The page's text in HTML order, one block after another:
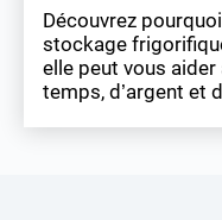
Découvrez
stockage
elle peut vous
temps, d’argent et